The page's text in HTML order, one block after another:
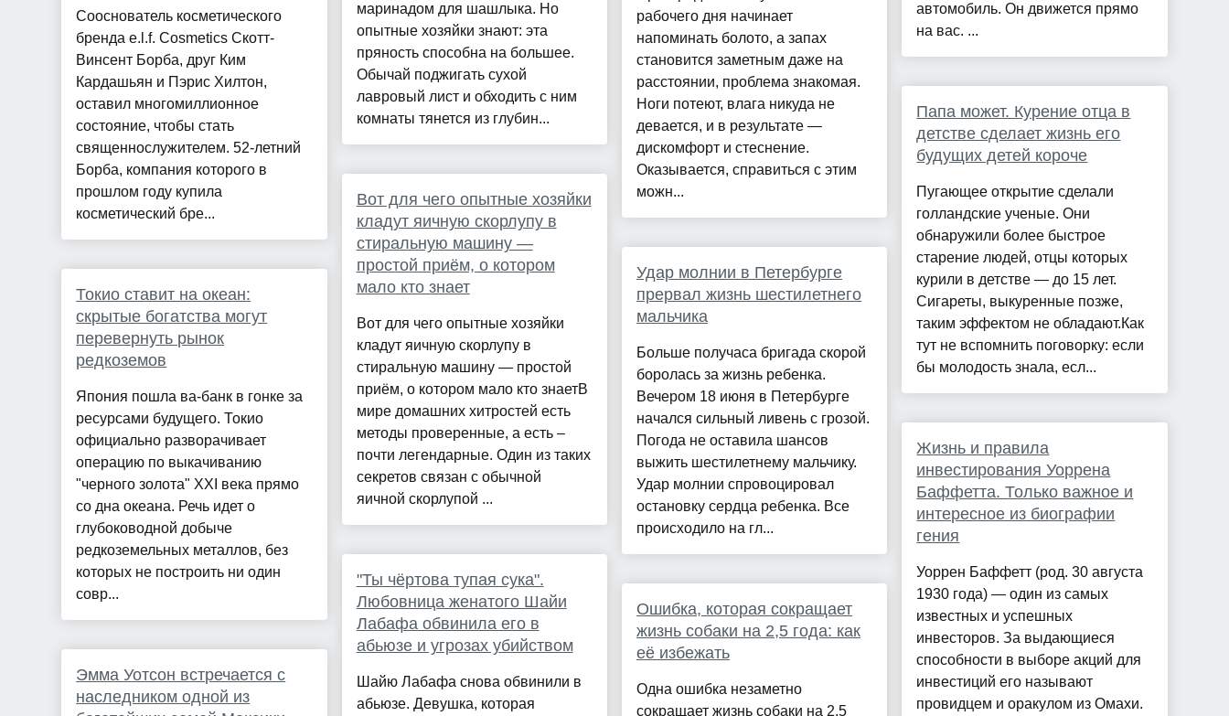
Сооснователь косметического
бренда e.l.f. Cosmetics Скотт-
Винсент Борба, друг Ким
Кардашьян и Пэрис Хилтон,
оставил многомиллионное
состояние, чтобы стать
священнослужителем. 52-летний
Борба, компания которого в
прошлом году купила
косметический бре...
Токио ставит на океан:
скрытые богатства могут
перевернуть рынок
редкоземов
Япония пошла ва-банк в гонке за
ресурсами будущего. Токио
официально разворачивает
операцию по выкачиванию
"черного золота" XXI века прямо
со дна океана. Речь идет о
глубоководной добыче
редкоземельных металлов, без
которых не построить ни один
совр...
Эмма Уотсон встречается с
наследником одной из
маринадом для шашлыка. Но
опытные хозяйки знают: эта
пряность способна на большее.
Обычай поджигать сухой
лавровый лист и обходить с ним
комнаты тянется из глубин...
Вот для чего опытные хозяйки
кладут яичную скорлупу в
стиральную машину —
простой приём, о котором
мало кто знает
Вот для чего опытные хозяйки
кладут яичную скорлупу в
стиральную машину — простой
приём, о котором мало кто знаетВ
мире домашних хитростей есть
методы проверенные, а есть –
почти легендарные. Один из таких
секретов связан с обычной
яичной скорлупой ...
"Ты чёртова тупая сука".
Любовница женатого Шайи
Лабафа обвинила его в
абьюзе и угрозах убийством
Шайю Лабафа снова обвинили в
абьюзе. Девушка, которая
рабочего дня начинает
напоминать болото, а запах
становится заметным даже на
расстоянии, проблема знакомая.
Ноги потеют, влага никуда не
девается, и в результате —
дискомфорт и стеснение.
Оказывается, справиться с этим
можн...
Удар молнии в Петербурге
прервал жизнь шестилетнего
мальчика
Больше получаса бригада скорой
боролась за жизнь ребенка.
Вечером 18 июня в Петербурге
начался сильный ливень с грозой.
Погода не оставила шансов
выжить шестилетнему мальчику.
Удар молнии спровоцировал
остановку сердца ребенка. Все
происходило на гл...
Ошибка, которая сокращает
жизнь собаки на 2,5 года: как
её избежать
Одна ошибка незаметно
сокращает жизнь собаки на 2,5
автомобиль. Он движется прямо
на вас. ...
Папа может. Курение отца в
детстве сделает жизнь его
будущих детей короче
Пугающее открытие сделали
голландские ученые. Они
обнаружили более быстрое
старение людей, отцы которых
курили в детстве — до 15 лет.
Сигареты, выкуренные позже,
таким эффектом не обладают.Как
тут не вспомнить поговорку: если
бы молодость знала, есл...
Жизнь и правила
инвестирования Уоррена
Баффетта. Только важное и
интересное из биографии
гения
Уоррен Баффетт (род. 30 августа
1930 года) — один из самых
известных и успешных
инвесторов. За выдающиеся
способности в выборе акций для
инвестиций его называют
провидцем и оракулом из Омахи.